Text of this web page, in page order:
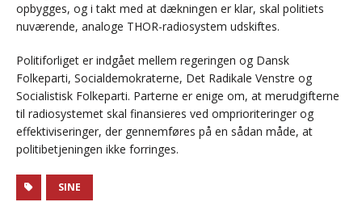
opbygges, og i takt med at dækningen er klar, skal politiets
nuværende, analoge THOR-radiosystem udskiftes.
Politiforliget er indgået mellem regeringen og Dansk
Folkeparti, Socialdemokraterne, Det Radikale Venstre og
Socialistisk Folkeparti. Parterne er enige om, at merudgifterne
til radiosystemet skal finansieres ved omprioriteringer og
effektiviseringer, der gennemføres på en sådan måde, at
politibetjeningen ikke forringes.
SINE